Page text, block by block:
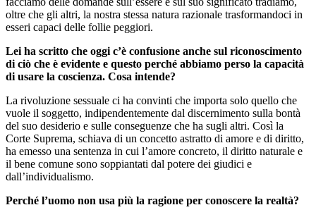
oltre che gli altri, la nostra stessa natura razionale trasformandoci in
esseri capaci delle follie peggiori.
Lei ha scritto che oggi c’è confusione anche sul riconoscimento
di ciò che è evidente e questo perché abbiamo perso la capacità
di usare la coscienza. Cosa intende?
La rivoluzione sessuale ci ha convinti che importa solo quello che
vuole il soggetto, indipendentemente dal discernimento sulla bontà
del suo desiderio e sulle conseguenze che ha sugli altri. Così la
Corte Suprema, schiava di un concetto astratto di amore e di diritto,
ha emesso una sentenza in cui l’amore concreto, il diritto naturale e
il bene comune sono soppiantati dal potere dei giudici e
dall’individualismo.
Perché l’uomo non usa più la ragione per conoscere la realtà?